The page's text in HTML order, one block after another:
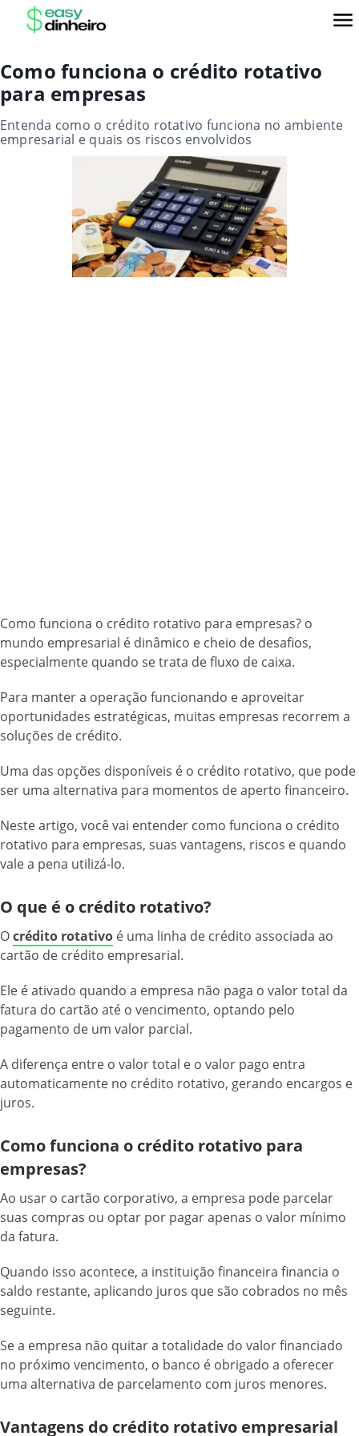
Como funciona o crédito rotativo
para empresas
Entenda como o crédito rotativo funciona no ambiente
empresarial e quais os riscos envolvidos
Como funciona o crédito rotativo para empresas? o
mundo empresarial é dinâmico e cheio de desafios,
especialmente quando se trata de fluxo de caixa.
Para manter a operação funcionando e aproveitar
oportunidades estratégicas, muitas empresas recorrem a
soluções de crédito.
Uma das opções disponíveis é o crédito rotativo, que pode
ser uma alternativa para momentos de aperto financeiro.
Neste artigo, você vai entender como funciona o crédito
rotativo para empresas, suas vantagens, riscos e quando
vale a pena utilizá-lo.
O que é o crédito rotativo?
Ocrédito rotativo é uma linha de crédito associada ao
cartão de crédito empresarial.
Ele é ativado quando a empresa não paga o valor total da
fatura do cartão até o vencimento, optando pelo
pagamento de um valor parcial.
A diferença entre o valor total e o valor pago entra
automaticamente no crédito rotativo, gerando encargos e
juros.
Como funciona o crédito rotativo para
empresas?
Ao usar o cartão corporativo, a empresa pode parcelar
suas compras ou optar por pagar apenas o valor mínimo
da fatura.
Quando isso acontece, a instituição financeira financia o
saldo restante, aplicando juros que são cobrados no mês
seguinte.
Se a empresa não quitar a totalidade do valor financiado
no próximo vencimento, o banco é obrigado a oferecer
uma alternativa de parcelamento com juros menores.
Vantagens do crédito rotativo empresarial